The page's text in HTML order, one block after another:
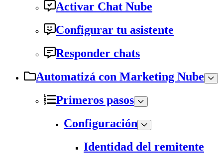
Activar Chat Nube
Configurar tu asistente
Responder chats
Automatizá con Marketing Nube
Primeros pasos
Configuración
Identidad del remitente